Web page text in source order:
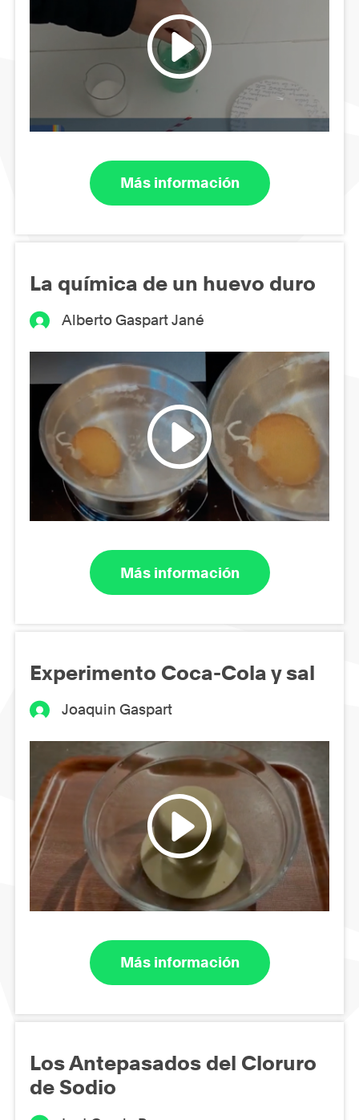
Más información
La química de un huevo duro
Alberto Gaspart Jané
Más información
Experimento Coca-Cola y sal
Joaquin Gaspart
Más información
Los Antepasados del Cloruro
de Sodio